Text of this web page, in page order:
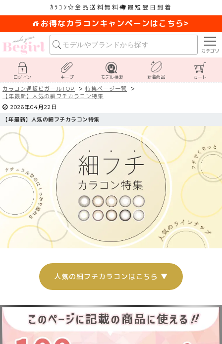
ｶﾗｺﾝ 全品送料無料 最短翌日到着
お得なカラコンキャンペーンはこちら>
カテゴリ
ログイン キープ モデル検索 新着商品 カート
カラコン通販ビガールTOP
特集ページ一覧
【 年最新】人気の細フチカラコン特集
2026年04月22日
【年最新】人気の細フチカラコン特集
人気の細フチカラコンはこちら ▼